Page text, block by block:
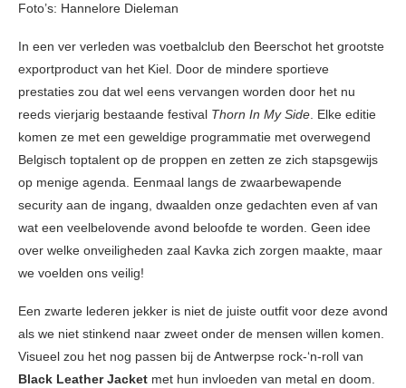
Foto’s: Hannelore Dieleman
In een ver verleden was voetbalclub den Beerschot het grootste
exportproduct van het Kiel. Door de mindere sportieve
prestaties zou dat wel eens vervangen worden door het nu
reeds vierjarig bestaande festival Thorn In My Side. Elke editie
komen ze met een geweldige programmatie met overwegend
Belgisch toptalent op de proppen en zetten ze zich stapsgewijs
op menige agenda. Eenmaal langs de zwaarbewapende
security aan de ingang, dwaalden onze gedachten even af van
wat een veelbelovende avond beloofde te worden. Geen idee
over welke onveiligheden zaal Kavka zich zorgen maakte, maar
we voelden ons veilig!
Een zwarte lederen jekker is niet de juiste outfit voor deze avond
als we niet stinkend naar zweet onder de mensen willen komen.
Visueel zou het nog passen bij de Antwerpse rock-‘n-roll van
Black Leather Jacket met hun invloeden van metal en doom.